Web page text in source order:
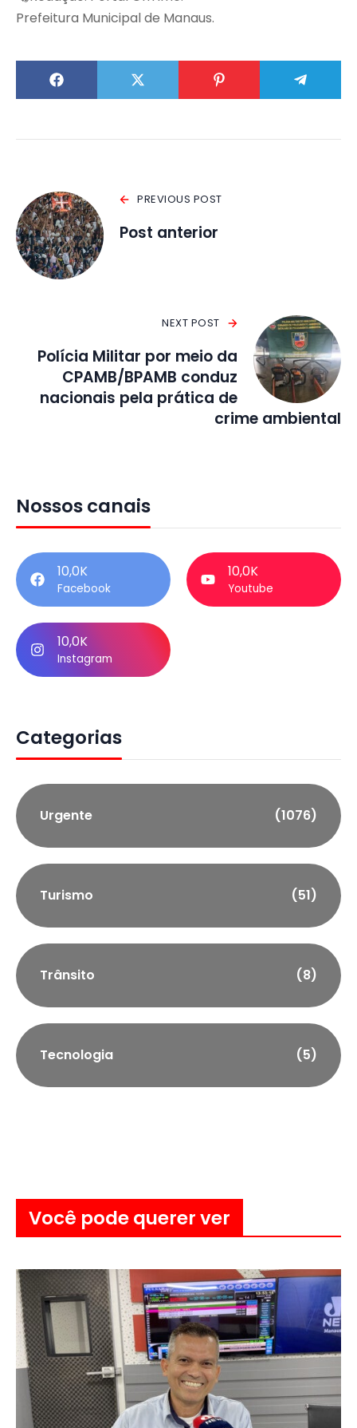
Prefeitura Municipal de Manaus.
PREVIOUS POST
Post anterior
NEXT POST
Polícia Militar por meio da
CPAMB/BPAMB conduz
nacionais pela prática de
crime ambiental
Nossos canais
10,0K
Facebook
10,0K
Youtube
10,0K
Instagram
Categorias
Urgente (1076)
Turismo (51)
Trânsito (8)
Tecnologia (5)
Você pode querer ver